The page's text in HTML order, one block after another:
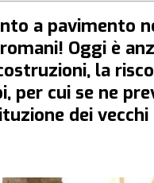
a pavimento
Oggi è
la
per cui se ne
dei